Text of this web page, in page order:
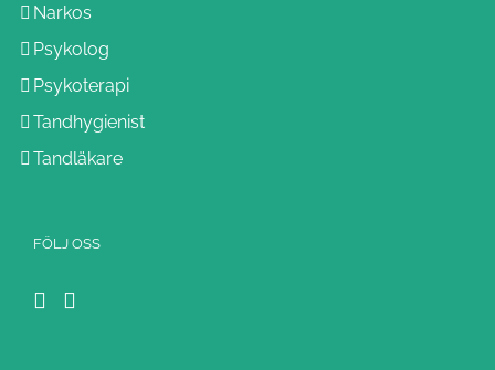
Narkos
Psykolog
Psykoterapi
Tandhygienist
Tandläkare
FÖLJ OSS